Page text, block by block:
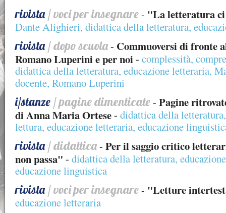
rivista/ voci per insegnare- "La letteratura ci
Dante Alighieri, didattica della letteratura,
rivista/ dopo scuola- Commuoversi di fronte
Romano Luperini e per noi - complessità,
didattica della letteratura, educazione letteraria,
docente, Romano Luperini
i/stanze / pagine dimenticate- Pagine
di Anna Maria Ortese- didattica della letteratura
lettura, educazione letteraria, educazione
rivista/ didattica- Per il saggio critico
non passa" - didattica della letteratura,
educazione linguistica
rivista/ voci per insegnare- "Letture
educazione letteraria